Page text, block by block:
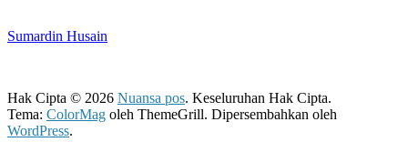
Sumardin Husain
Hak Cipta © 2026 Nuansa pos. Keseluruhan Hak Cipta.
Tema: ColorMag oleh ThemeGrill. Dipersembahkan oleh
WordPress.